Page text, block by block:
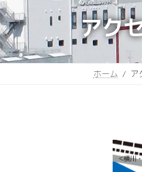
アク
ホーム ア